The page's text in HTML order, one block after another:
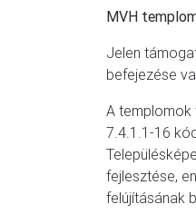
MVH
Jelen
befejezése
A templomok
7.4.1.1-16
fejlesztése,
felújításának